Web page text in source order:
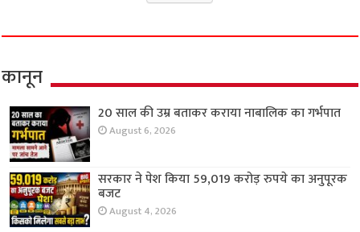
कानून
20 साल की उम्र बताकर कराया नाबालिक का गर्भपात
August 6, 2026
सरकार ने पेश किया 59,019 करोड़ रुपये का अनुपूरक
बजट
August 4, 2026